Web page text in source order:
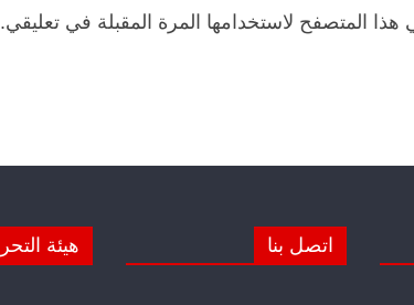
المتصفح لاستخدامها المرة المقبلة في تعليقي.
اتصل بنا هيئة